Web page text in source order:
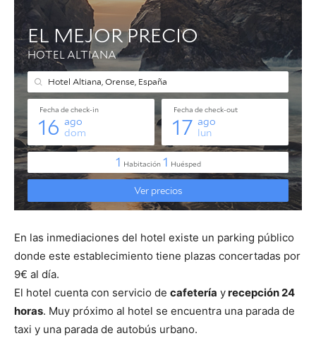
En las inmediaciones del hotel existe un parking público
donde este establecimiento tiene plazas concertadas por
9€ al día.
El hotel cuenta con servicio de cafetería yrecepción 24
horas. Muy próximo al hotel se encuentra una parada de
taxi y una parada de autobús urbano.